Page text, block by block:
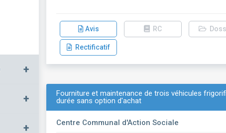
+
+
+
Avis RC
Rectificatif
Fourniture et maintenance de trois véhicules
durée sans option d'achat
Centre Communal d'Action Sociale